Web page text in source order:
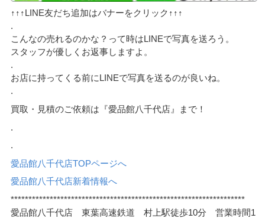
↑↑↑LINE友だち追加はバナーをクリック↑↑↑
.
こんなの売れるのかな？って時はLINEで写真を送ろう。
スタッフが優しくお返事しますよ。
.
お店に持ってくる前にLINEで写真を送るのが良いね。
.
買取・見積のご依頼は『愛品館八千代店』まで！
.
.
愛品館八千代店TOPページへ
愛品館八千代店新着情報へ
******************************************************************
愛品館八千代店 東葉高速鉄道 村上駅徒歩10分 営業時間1